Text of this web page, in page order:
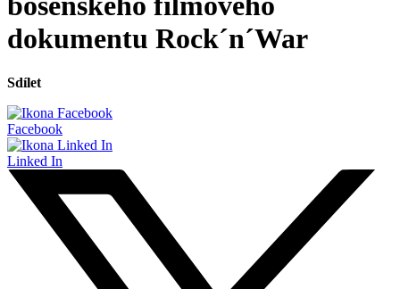
dokumentu Rock´n´War
Sdílet
Facebook
Linked In